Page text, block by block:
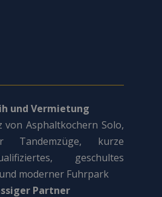
und Vermietung
von Asphaltkochern Solo,
kurze
geschultes
moderner Fuhrpark
Partner